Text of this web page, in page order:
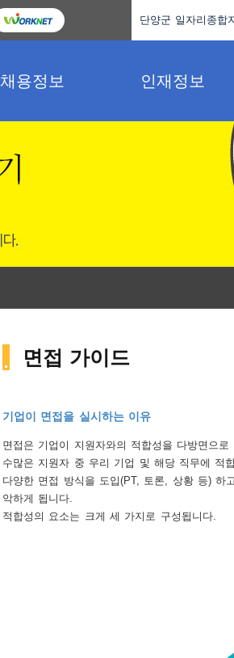
채용정보 인재정보
단양군 일자리종합
면접 가이드
기업이 면접을 실시하는 이유
면접은 기업이 지원자와의 적합성을 다방면으
수많은 지원자 중 우리 기업 및 해당 직무에 적
다양한 면접 방식을 도입(PT, 토론, 상황 등) 하
악하게 됩니다.
적합성의 요소는 크게 세 가지로 구성됩니다.